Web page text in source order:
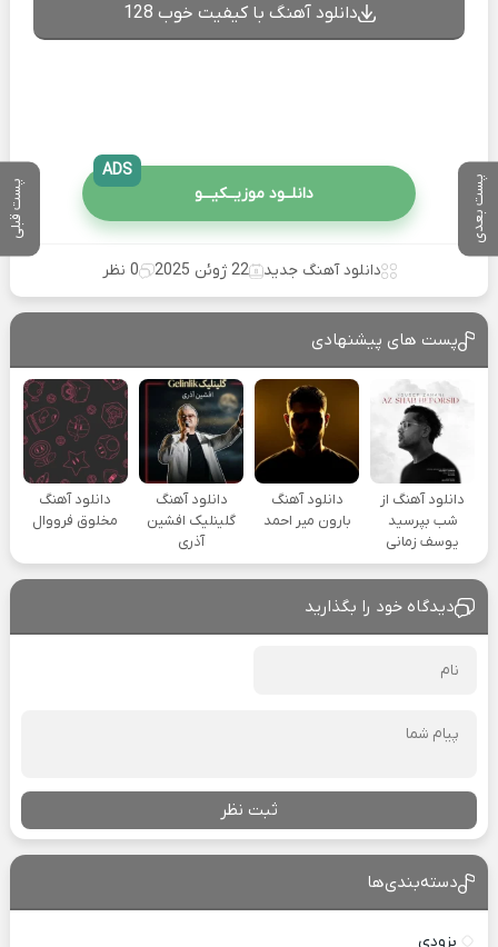
پست بعدی پست قبلی
دانلود آهنگ با کیفیت خوب 128
دانلــود موزیــکیـــو
ADS
دانلود آهنگ جدید 22 ژوئن 2025 0 نظر
پست های پیشنهادی
دانلود آهنگ از
شب بپرسید
یوسف زمانی
دانلود آهنگ
بارون میر احمد
دانلود آهنگ
گلینلیک افشین
آذری
دانلود آهنگ
مخلوق فرووال
دیدگاه خود را بگذارید
ثبت نظر
دسته‌بندی‌ها
بزودی